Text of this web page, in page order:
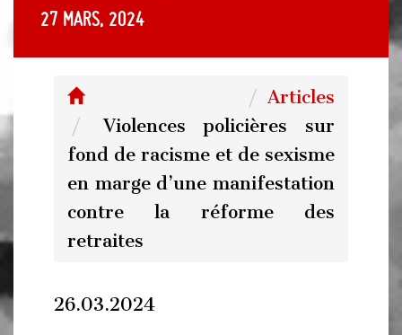
27 mars, 2024
Articles
Violences policières sur
fond de racisme et de sexisme
en marge d’une manifestation
contre la réforme des
retraites
26.03.2024